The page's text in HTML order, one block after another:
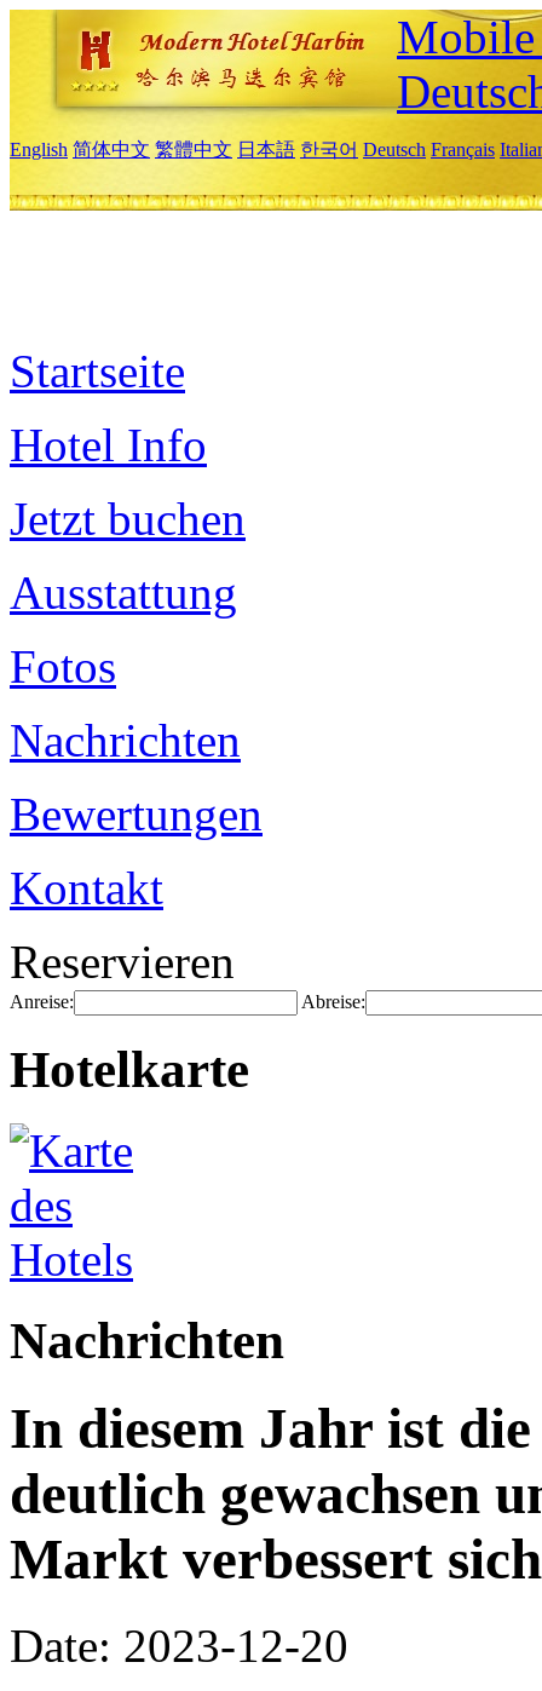
English 简体中文 繁體中文 日本語 한국어 Deutsch Français
Startseite
Hotel Info
Jetzt buchen
Ausstattung
Fotos
Nachrichten
Bewertungen
Kontakt
Reservieren
Anreise: Abreise:
Hotelkarte
Nachrichten
In diesem Jahr ist
deutlich gewachsen
Markt verbessert
Date: 2023-12-20